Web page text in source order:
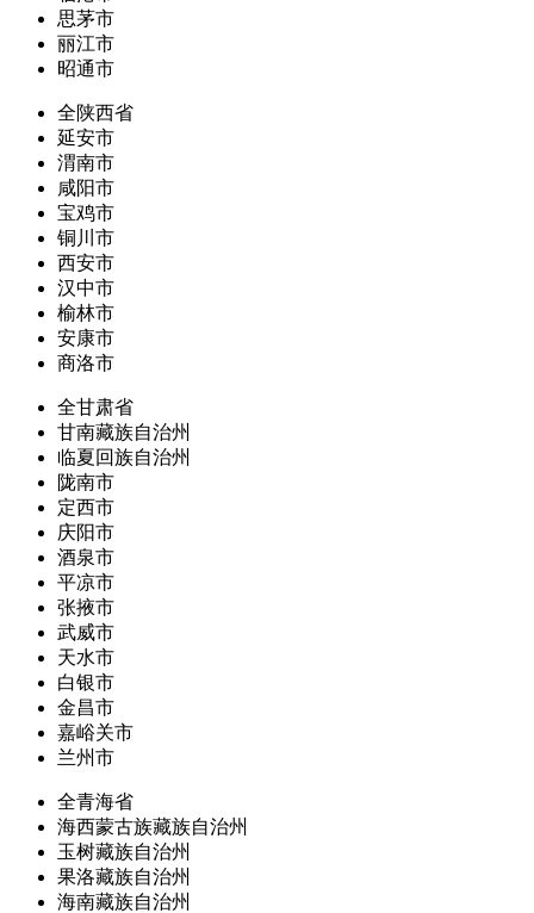
思茅市
丽江市
昭通市
全陕西省
延安市
渭南市
咸阳市
宝鸡市
铜川市
西安市
汉中市
榆林市
安康市
商洛市
全甘肃省
甘南藏族自治州
临夏回族自治州
陇南市
定西市
庆阳市
酒泉市
平凉市
张掖市
武威市
天水市
白银市
金昌市
嘉峪关市
兰州市
全青海省
海西蒙古族藏族自治州
玉树藏族自治州
果洛藏族自治州
海南藏族自治州